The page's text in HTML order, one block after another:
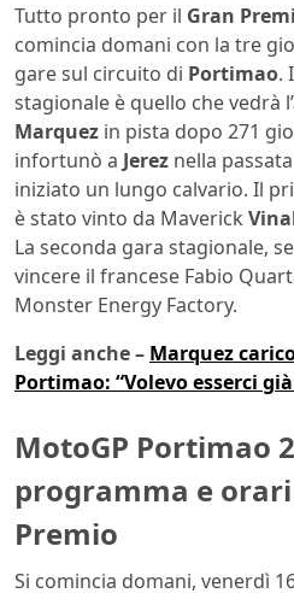
Tutto pronto per il Gran
comincia domani con la tre
gare sul circuito di Portimao.
stagionale è quello che vedrà
Marquez in pista dopo 271
infortunò a Jerez nella
iniziato un lungo calvario. Il
è stato vinto da Maverick
La seconda gara stagionale,
vincere il francese Fabio
Monster Energy Factory.
Leggi anche – Marquez
Portimao: “Volevo esserci
MotoGP Portimao
programma e
Premio
Si comincia domani, venerdì